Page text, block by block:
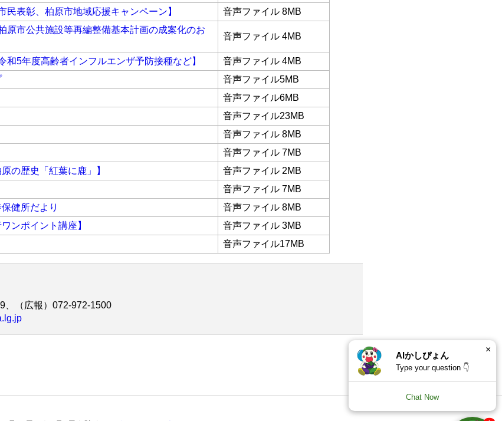
民表彰、柏原市地域応援キャンペーン】 音声ファイル 8MB
原市公共施設等再編整備基本計画の成案化のお
音声ファイル 4MB
和5年度高齢者インフルエンザ予防接種など】
音声ファイル 4MB
音声ファイル5MB
音声ファイル6MB
音声ファイル23MB
音声ファイル 8MB
音声ファイル 7MB
の歴史「紅葉に鹿」】
音声ファイル 2MB
音声ファイル 7MB
健所だより
音声ファイル 8MB
ンポイント講座】
音声ファイル 3MB
音声ファイル17MB
、（広報）072-972-1500
AIかしぴょん
Type your question 👇
Chat Now
×